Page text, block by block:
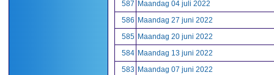
587 Maandag 04 juli 2022
586 Maandag 27 juni 2022
585 Maandag 20 juni 2022
584 Maandag 13 juni 2022
583 Maandag 07 juni 2022